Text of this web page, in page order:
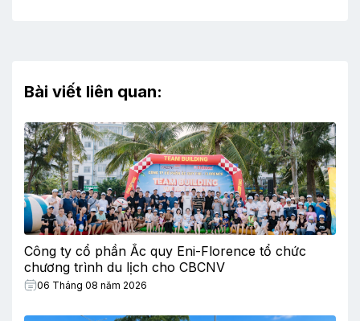
Bài viết liên quan:
Công ty cổ phần Ắc quy Eni-Florence tổ chức
chương trình du lịch cho CBCNV
06 Tháng 08 năm 2026